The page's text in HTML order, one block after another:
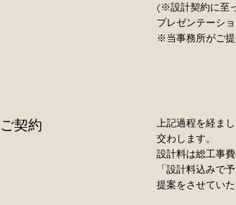
(※設計契約に至
プレゼンテーシ
※当事務所がご提
ご契約
上記過程を経ま
交わします。
設計料は総工事
「設計料込みで
提案をさせていた